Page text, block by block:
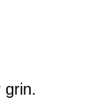
grin.